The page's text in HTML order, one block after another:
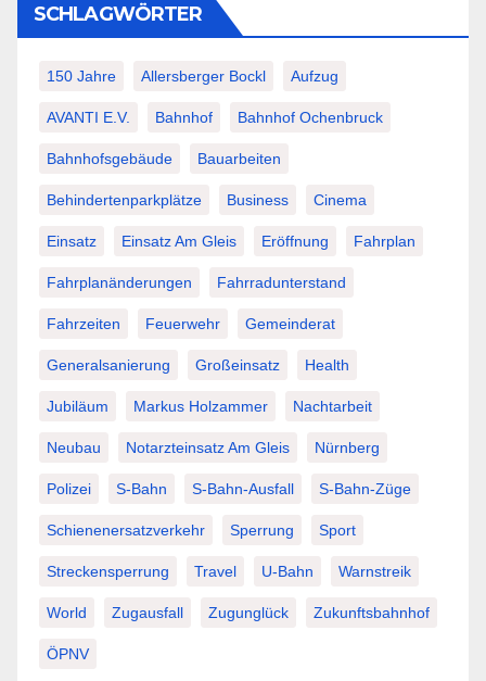
SCHLAGWÖRTER
150 Jahre Allersberger Bockl Aufzug
AVANTI E.V. Bahnhof Bahnhof Ochenbruck
Bahnhofsgebäude Bauarbeiten
Behindertenparkplätze Business Cinema
Einsatz Einsatz Am Gleis Eröffnung Fahrplan
Fahrplanänderungen Fahrradunterstand
Fahrzeiten Feuerwehr Gemeinderat
Generalsanierung Großeinsatz Health
Jubiläum Markus Holzammer Nachtarbeit
Neubau Notarzteinsatz Am Gleis Nürnberg
Polizei S-Bahn S-Bahn-Ausfall S-Bahn-Züge
Schienenersatzverkehr Sperrung Sport
Streckensperrung Travel U-Bahn Warnstreik
World Zugausfall Zugunglück Zukunftsbahnhof
ÖPNV